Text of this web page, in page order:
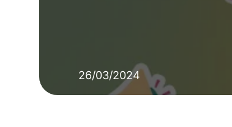
26/03/2024